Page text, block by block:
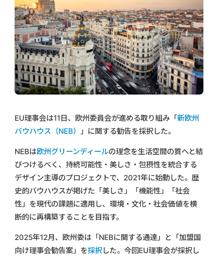
EU理事会は11日、欧州委員会が進める取り組み「新欧州
バウハウス（NEB） 」に関する勧告を採択した。
NEBは欧州グリーンディールの理念を生活空間の質へと結
びつけるべく、持続可能性・美しさ・包摂性を統合する
デザイン主導のプロジェクトで、2021年に始動した。歴
史的バウハウスが掲げた「美しさ」「機能性」「社会
性」を現代の課題に適用し、環境・文化・社会価値を横
断的に再構築することを目指す。
2025年12月、欧州委は「NEBに関する通達」と「加盟国
向け理事会勧告案」を採択した。今回EU理事会が採択し